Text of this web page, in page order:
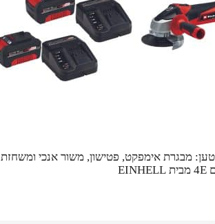
נטען: מבגרת אימפקט, פטישון, משור אנכי ומשחזת